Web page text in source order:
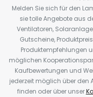
Melden Sie sich für den
sie tolle Angebote aus
Ventilatoren,
Gutscheine,
Produktempfehlungen
möglichen
Kaufbewertungen und
jederzeit möglich über den
finden oder über unser